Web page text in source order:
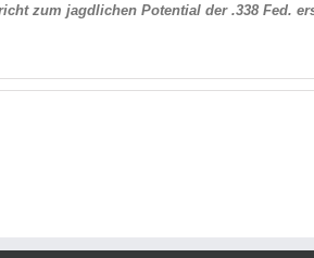
zum jagdlichen Potential der .338 Fed.